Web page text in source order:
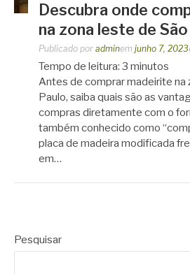
Descubra onde
na zona leste de
Publicado por adminem junho 7, 2023
Tempo de leitura: 3 minutos
Antes de comprar madeirite na
Paulo, saiba quais são as
compras diretamente com o
também conhecido como
placa de madeira modificada
em…
Pesquisar